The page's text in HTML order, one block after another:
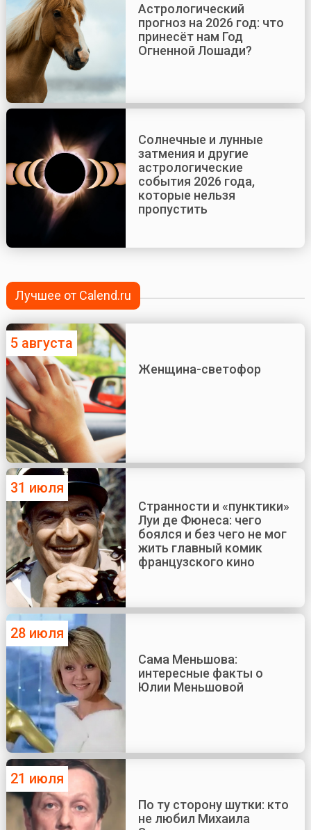
Астрологический
прогноз на 2026 год: что
принесёт нам Год
Огненной Лошади?
Солнечные и лунные
затмения и другие
астрологические
события 2026 года,
которые нельзя
пропустить
Лучшее от Calend.ru
5 августа
Женщина-светофор
31 июля
Странности и «пунктики»
Луи де Фюнеса: чего
боялся и без чего не мог
жить главный комик
французского кино
28 июля
Сама Меньшова:
интересные факты о
Юлии Меньшовой
21 июля
По ту сторону шутки: кто
не любил Михаила